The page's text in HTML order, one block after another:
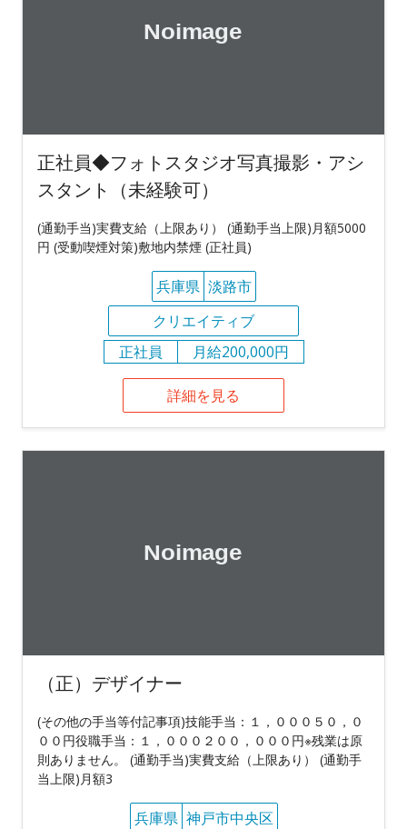
正社員◆フォトスタジオ写真撮影・アシ
スタント（未経験可）
(通勤手当)実費支給（上限あり） (通勤手当上限)月額5000
円 (受動喫煙対策)敷地内禁煙 (正社員)
兵庫県 淡路市
クリエイティブ
正社員
月給200,000円
詳細を見る
（正）デザイナー
(その他の手当等付記事項)技能手当：１，０００５０，０
００円役職手当：１，０００２００，０００円※残業は原
則ありません。 (通勤手当)実費支給（上限あり） (通勤手
当上限)月額3
兵庫県 神戸市中央区